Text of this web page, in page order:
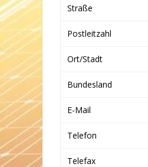
Straße
Postleitzahl
Ort/Stadt
Bundesland
E-Mail
Telefon
Telefax